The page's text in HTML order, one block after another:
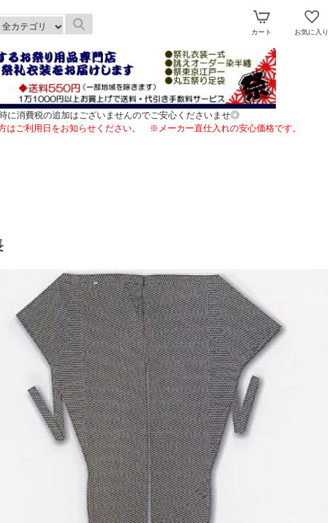
カート お気に入り
に消費税の追加はございませんのでご安心くださいませ◎
ご利用日をお知らせください。 ※メーカー直仕入れの安心価格です。